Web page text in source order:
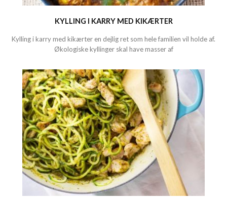
KYLLING I KARRY MED KIKÆRTER
Kylling i karry med kikærter en dejlig ret som hele familien vil holde af.
Økologiske kyllinger skal have masser af